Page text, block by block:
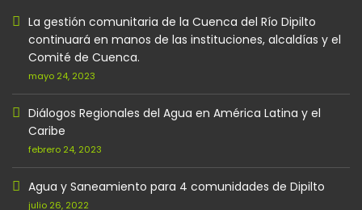
La gestión comunitaria de la Cuenca del Río Dipilto
continuará en manos de las instituciones, alcaldías y el
Comité de Cuenca.
mayo 24, 2023
Diálogos Regionales del Agua en América Latina y el
Caribe
febrero 24, 2023
Agua y Saneamiento para 4 comunidades de Dipilto
julio 26, 2022